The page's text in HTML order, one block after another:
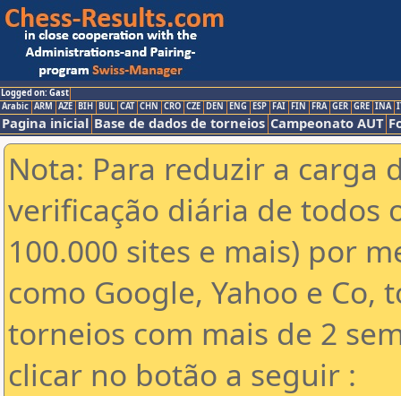
Logged on: Gast
Arabic ARM AZE BIH BUL CAT CHN CRO CZE DEN ENG ESP FAI FIN FRA GER GRE INA
Pagina inicial Base de dados de torneios Campeonato AUT
Nota: Para reduzir a carga
verificação diária de todos
100.000 sites e mais) por
como Google, Yahoo e Co,
torneios com mais de 2
clicar no botão a seguir :